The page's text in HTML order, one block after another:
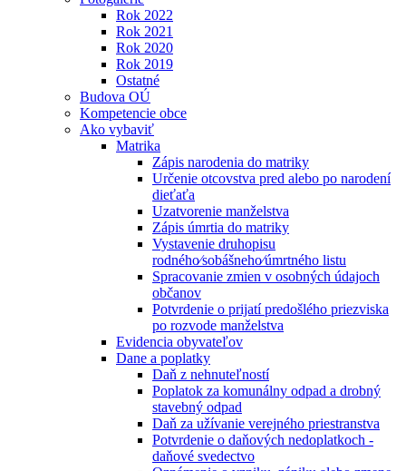
Rok 2022
Rok 2021
Rok 2020
Rok 2019
Ostatné
Budova OÚ
Kompetencie obce
Ako vybaviť
Matrika
Zápis narodenia do matriky
Určenie otcovstva pred alebo po narodení
dieťaťa
Uzatvorenie manželstva
Zápis úmrtia do matriky
Vystavenie druhopisu
rodného⁄sobášneho⁄úmrtného listu
Spracovanie zmien v osobných údajoch
občanov
Potvrdenie o prijatí predošlého priezviska
po rozvode manželstva
Evidencia obyvateľov
Dane a poplatky
Daň z nehnuteľností
Poplatok za komunálny odpad a drobný
stavebný odpad
Daň za užívanie verejného priestranstva
Potvrdenie o daňových nedoplatkoch -
daňové svedectvo